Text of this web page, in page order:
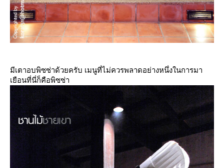
มีเตาอบพิซซ่าด้วยครับ เมนูที่ไม่ควรพลาดอย่างหนึ่งในการมา
เยือนที่นี่ก็คือพิซซ่า